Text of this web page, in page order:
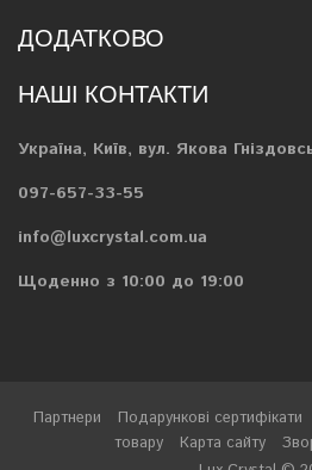
ДОДАТКОВО
НАШІ КОНТАКТИ
Україна, Київ, вул. Якова
097-657-33-55
info@luxcrystal.com.ua
Щоденно з 10:00 до 19:00
Партнери Подарункові сертифікати
товару
Карта сайту